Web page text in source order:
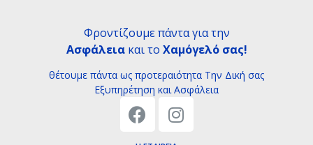
Φροντίζουμε πάντα για την
Ασφάλειακαι το Χαμόγελό σας!
θέτουμε πάντα ως προτεραιότητα Tην Δική σας
Εξυπηρέτηση και Ασφάλεια